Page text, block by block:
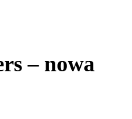
– nowa